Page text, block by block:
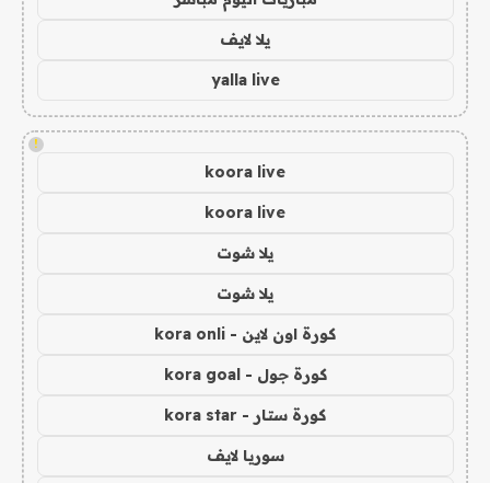
يلا لايف
yalla live
!
koora live
koora live
يلا شوت
يلا شوت
كورة اون لاين - kora onli
كورة جول - kora goal
كورة ستار - kora star
سوريا لايف